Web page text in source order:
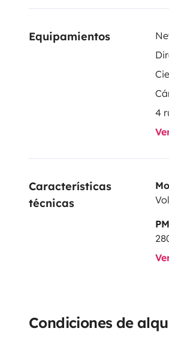
Equipamientos
4
Características
técnicas
Condiciones de